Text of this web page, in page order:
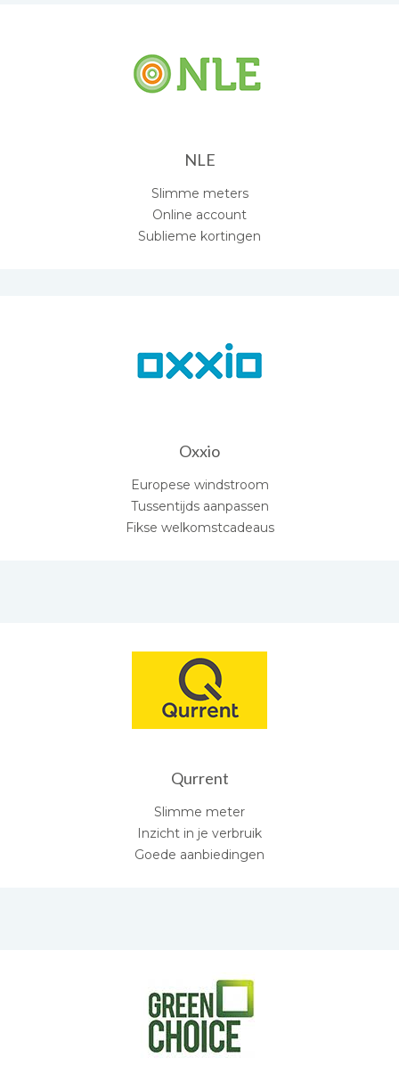
NLE
Slimme meters
Online account
Sublieme kortingen
Oxxio
Europese windstroom
Tussentijds aanpassen
Fikse welkomstcadeaus
Qurrent
Slimme meter
Inzicht in je verbruik
Goede aanbiedingen